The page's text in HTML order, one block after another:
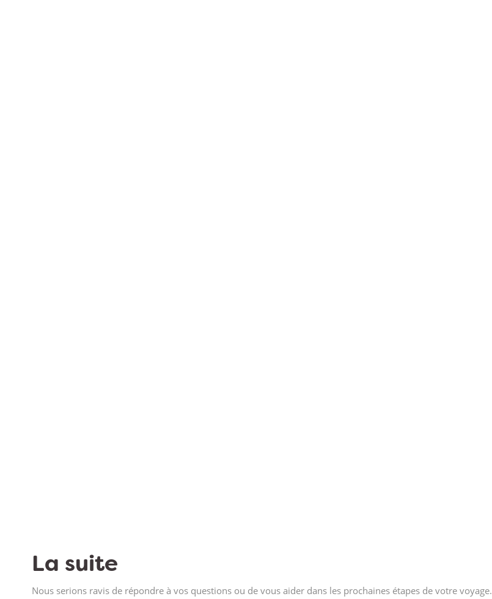
La suite
Nous serions ravis de répondre à vos questions ou de vous aider dans les prochaines étapes de votre voyage.